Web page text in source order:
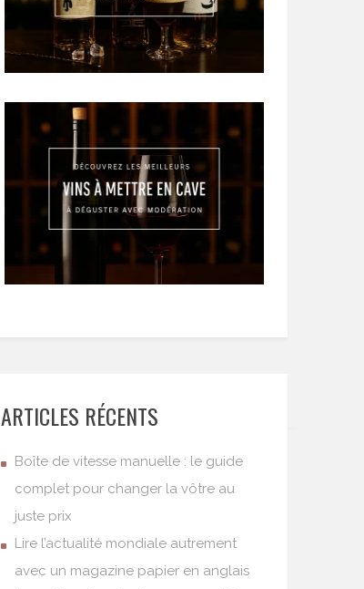
ARTICLES RÉCENTS
Boîte de vitesse manuelle : le guide
complet pour changer la vôtre au
juste prix
Lire l’actualité mondiale autrement
avec un magazine papier en anglais